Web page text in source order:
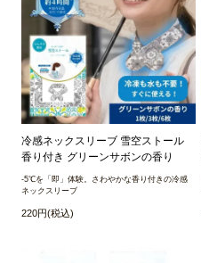
冷感ネックスリーブ 雪空ストール
香り付き グリーンサボンの香り
-5℃を「即」体験。さわやかな香り付きの冷感
ネックスリーブ
220円(税込)